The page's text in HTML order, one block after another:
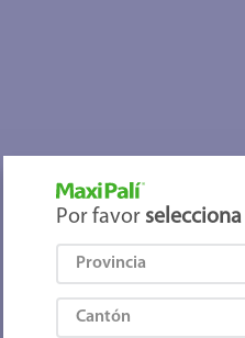
Por favor selecciona
Provincia
Cantón